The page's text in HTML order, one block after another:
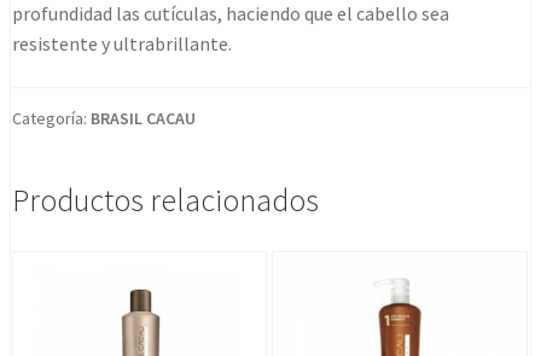
3,0
profundidad las cutículas, haciendo que el cabello sea
resistente y ultrabrillante.
Categoría: BRASIL CACAU
Productos relacionados